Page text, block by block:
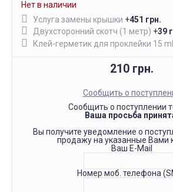
Нет в наличии
Услуга замены крышки +451 грн.
Двухсторонний скотч (1 метр) +39
Клей-герметик для проклейки 15 ml
210 грн.
Сообщить о
Сообщить о поступлении
Ваша просьба
Вы получите уведомление о
продажу на указанные Вами
Ваш E-Mail
Номер моб. телефона